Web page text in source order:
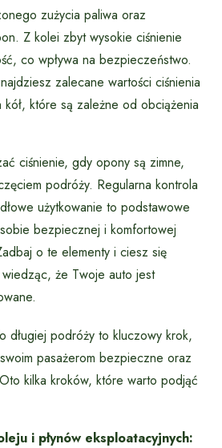
zużycia paliwa oraz
Z kolei zbyt wysokie ciśnienie
co wpływa na bezpieczeństwo.
zalecane wartości ciśnienia
które są zależne od obciążenia
ciśnienie, gdy opony są zimne,
podróży. Regularna kontrola
użytkowanie to podstawowe
bezpiecznej i komfortowej
o te elementy i ciesz się
że Twoje auto jest
długiej podróży to kluczowy krok,
pasażerom bezpieczne oraz
kilka kroków, które warto podjąć
i płynów eksploatacyjnych: